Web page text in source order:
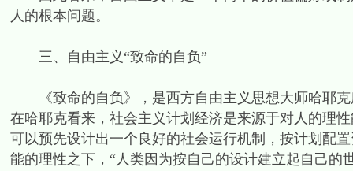
人的根本问题。
三、自由主义“致命的自负”
《致命的自负》，是西方自由主义思想大师哈耶克
在哈耶克看来，社会主义计划经济是来源于对人的理
可以预先设计出一个良好的社会运行机制，按计划配
能的理性之下，“人类因为按自己的设计建立起自己